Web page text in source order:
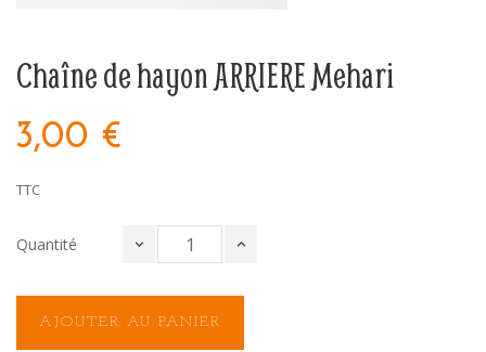
Chaîne de hayon ARRIERE Mehari
3,00 €
TTC
Quantité
AJOUTER AU PANIER